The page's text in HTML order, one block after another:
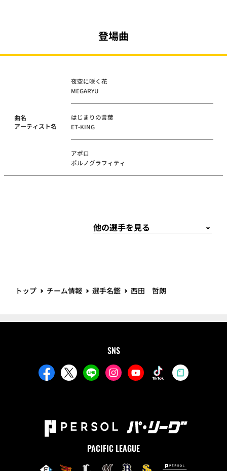
登場曲
曲名
アーティスト名
夜空に咲く花
MEGARYU
はじまりの言葉
ET-KING
アポロ
ポルノグラフィティ
トップ チーム情報 選手名鑑 西田 哲朗
SNS
PACIFIC LEAGUE